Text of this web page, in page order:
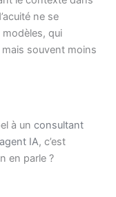
ne se
qui
souvent moins
à un consultant
IA, c’est
en parle ?